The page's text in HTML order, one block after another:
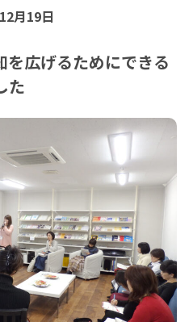
月19日
を広げるためにできる
た